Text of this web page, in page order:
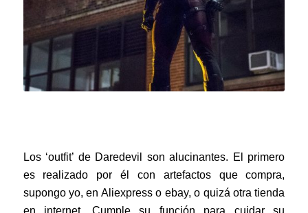
Los ‘outfit’ de Daredevil son alucinantes. El primero
es realizado por él con artefactos que compra,
supongo yo, en Aliexpress o ebay, o quizá otra tienda